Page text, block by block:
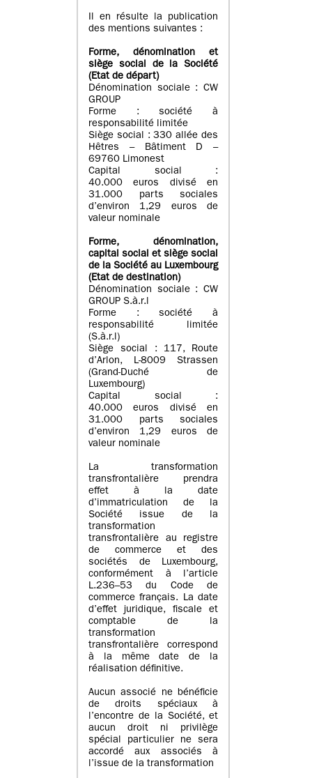
Il en résulte la publication
des mentions suivantes :
Forme, dénomination et
siège social de la Société
(Etatde départ)
Dénomination sociale : CW
GROUP
Forme : société à
responsabilité limitée
Siège social : 330 allée des
Hêtres – Bâtiment D –
69760 Limonest
Capital social :
40.000 euros divisé en
31.000 parts sociales
d’environ 1,29 euros de
valeur nominale
Forme, dénomination,
capital social et siège social
de la Société au Luxembourg
(Etat de destination)
Dénomination sociale : CW
GROUP S.à.r.l
Forme : société à
responsabilité limitée
(S.à.r.l)
Siège social : 117, Route
d’Arlon, L-8009 Strassen
(Grand-Duché de
Luxembourg)
Capital social :
40.000 euros divisé en
31.000 parts sociales
d’environ 1,29 euros de
valeur nominale
La transformation
transfrontalière prendra
effet à la date
d’immatriculation de la
Société issue de la
transformation
transfrontalière au registre
de commerce et des
sociétés de Luxembourg,
conformément à l’article
L.236–53 du Code de
commerce français. La date
d’effet juridique, fiscale et
comptable de la
transformation
transfrontalière correspond
à la même date de la
réalisation définitive.
Aucun associé ne bénéficie
de droits spéciaux à
l’encontre de la Société, et
aucun droit ni privilège
spécial particulier ne sera
accordé aux associés à
l’issue de la transformation